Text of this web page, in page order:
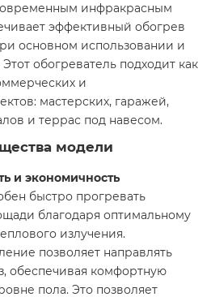
инфракрасным
эффективный обогрев
основном использовании и
обогреватель подходит как
и
мастерских, гаражей,
и террас под навесом.
модели
и экономичность
быстро прогревать
благодаря оптимальному
излучения.
позволяет направлять
обеспечивая комфортную
пола. Это позволяет